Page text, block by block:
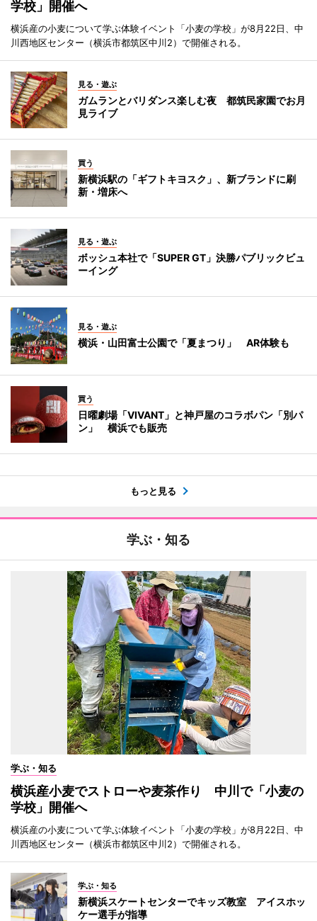
学校」開催へ
横浜産の小麦について学ぶ体験イベント「小麦の学校」が8月22日、中
川西地区センター（横浜市都筑区中川2）で開催される。
見る・遊ぶ
ガムランとバリダンス楽しむ夜 都筑民家園でお月
見ライブ
買う
新横浜駅の「ギフトキヨスク」、新ブランドに刷
新・増床へ
見る・遊ぶ
ボッシュ本社で「SUPER GT」決勝パブリックビュ
ーイング
見る・遊ぶ
横浜・山田富士公園で「夏まつり」 AR体験も
買う
日曜劇場「VIVANT」と神戸屋のコラボパン「別パ
ン」 横浜でも販売
もっと見る
学ぶ・知る
学ぶ・知る
横浜産小麦でストローや麦茶作り 中川で「小麦の
学校」開催へ
横浜産の小麦について学ぶ体験イベント「小麦の学校」が8月22日、中
川西地区センター（横浜市都筑区中川2）で開催される。
学ぶ・知る
新横浜スケートセンターでキッズ教室 アイスホッ
ケー選手が指導